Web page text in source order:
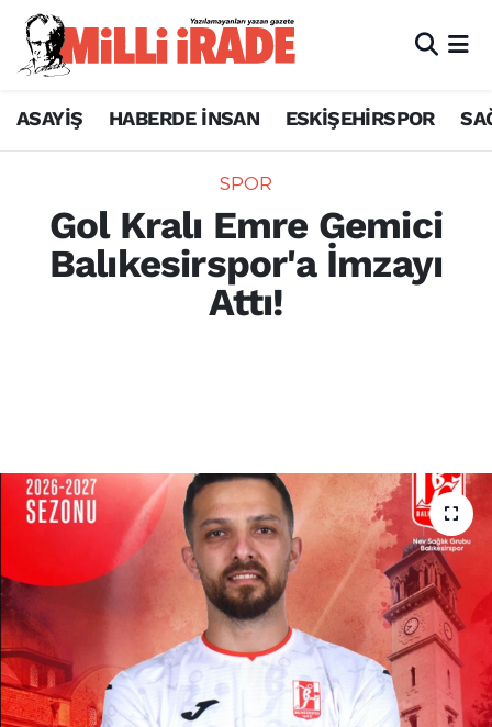
ASAYİŞ HABERDE İNSAN ESKİŞEHİRSPOR
SPOR
Gol Kralı Emre Gemici
Balıkesirspor'a İmzayı
Attı!